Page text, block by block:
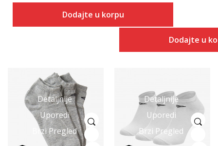
Dodajte u korpu
Dodajte u
Detaljnije
Uporedi
Brzi Pregled
Detaljnije
Uporedi
Brzi Pregled